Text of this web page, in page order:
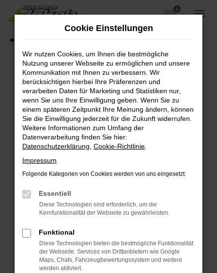
Zum
Hauptinhalt
0
Fehler: Network Error
Beim Laden ist ein Fehler aufgetreten.
Hier sind ein paar Tipps, die dir helfen können:
Überprüfe deine Firewall und deine
Internetverbindung.
Laden andere Webseiten, zum Beispiel deine
Suchmaschine?
Prüfe deine Browsererweiterungen.
Manche Erweiterungen, wie Werbeblocker,
können das Laden bestimmter Seiten
verhindern. Funktioniert die Seite in einem
Fenster?
Starte dein Gerät neu.
Das kann manchmal helfen, vorübergehende
Probleme zu beheben.
Cookie Einstellungen
Wir nutzen Cookies, um Ihnen die bestmögliche
Nutzung unserer Webseite zu ermöglichen und unsere
Kommunikation mit Ihnen zu verbessern. Wir
berücksichtigen hierbei Ihre Präferenzen und
verarbeiten Daten für Marketing und Statistiken nur,
wenn Sie uns Ihre Einwilligung geben. Wenn Sie zu
einem späteren Zeitpunkt Ihre Meinung ändern, können
Sie die Einwilligung jederzeit für die Zukunft widerrufen.
Weitere Informationen zum Umfang der
Datenverarbeitung finden Sie hier:
Datenschutzerklärung Cookie-Richtlinie
Impressum
Folgende Kategorien von Cookies werden von uns eingesetzt:
Essentiell
Diese Technologien sind erforderlich, um die
Kernfunktionalität der Webseite zu gewährleisten.
Funktional
Diese Technologien bieten die bestmögliche Funktionalität
der Webseite. Services von Drittanbietern wie Google
Maps, Chats, Fahrzeugbewertungssystem und weitere
werden aktiviert.